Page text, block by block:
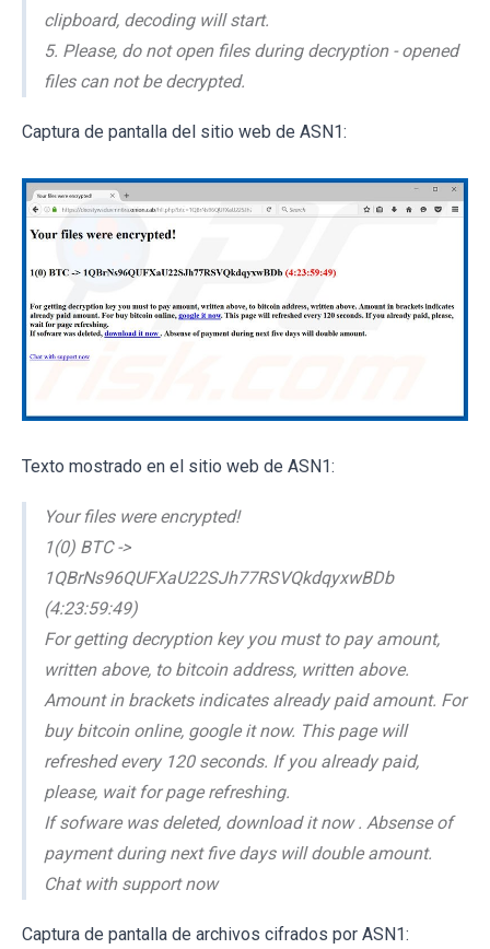
clipboard, decoding will start.
5. Please, do not open files during decryption - opened
files can not be decrypted.
Captura de pantalla del sitio web de ASN1:
Texto mostrado en el sitio web de ASN1:
Your files were encrypted!
1(0) BTC ->
1QBrNs96QUFXaU22SJh77RSVQkdqyxwBDb
(4:23:59:49)
For getting decryption key you must to pay amount,
written above, to bitcoin address, written above.
Amount in brackets indicates already paid amount. For
buy bitcoin online, google it now. This page will
refreshed every 120 seconds. If you already paid,
please, wait for page refreshing.
If sofware was deleted, download it now . Absense of
payment during next five days will double amount.
Chat with support now
Captura de pantalla de archivos cifrados por ASN1: